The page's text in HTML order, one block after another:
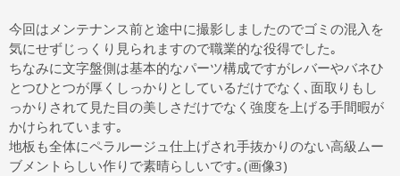
今回はメンテナンス前と途中に撮影しましたのでゴミの混入を
気にせずじっくり見られますので職業的な役得でした｡
ちなみに文字盤側は基本的なパーツ構成ですがレバーやバネひ
とつひとつが厚くしっかりとしているだけでなく､面取りもし
っかりされて見た目の美しさだけでなく強度を上げる手間暇が
かけられています｡
地板も全体にペラルージュ仕上げされ手抜かりのない高級ムー
ブメントらしい作りで素晴らしいです｡(画像3)